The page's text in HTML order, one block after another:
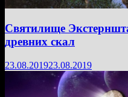
Святилище
древних скал
23.08.201923.08.2019